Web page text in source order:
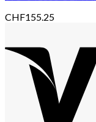
CHF155.25